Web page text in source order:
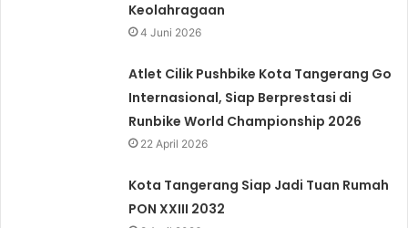
Keolahragaan
4 Juni 2026
Atlet Cilik Pushbike Kota Tangerang Go
Internasional, Siap Berprestasi di
Runbike World Championship 2026
22 April 2026
Kota Tangerang Siap Jadi Tuan Rumah
PON XXIII 2032